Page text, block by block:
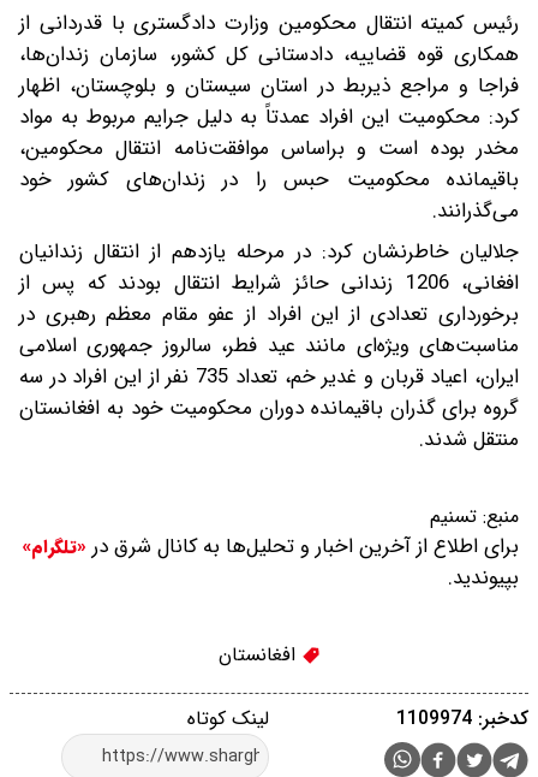
رئیس کمیته انتقال محکومین وزارت دادگستری با قدردانی از
همکاری قوه قضاییه، دادستانی کل کشور، سازمان زندان‌ها،
فراجا و مراجع ذیربط در استان سیستان و بلوچستان، اظهار
کرد: محکومیت این افراد عمدتاً به دلیل جرایم مربوط به مواد
مخدر بوده است و براساس موافقت‌نامه انتقال محکومین،
باقیمانده محکومیت حبس را در زندان‌های کشور خود
می‌گذرانند.
جلالیان خاطرنشان کرد: در مرحله یازدهم از انتقال زندانیان
افغانی، 1206 زندانی حائز شرایط انتقال بودند که پس از
برخورداری تعدادی از این افراد از عفو مقام معظم رهبری در
مناسبت‌های ویژه‌ای مانند عید فطر، سالروز جمهوری اسلامی
ایران، اعیاد قربان و غدیر خم، تعداد 735 نفر از این افراد در سه
گروه برای گذران باقیمانده دوران محکومیت خود به افغانستان
منتقل شدند.
منبع: تسنیم
برای اطلاع از آخرین اخبار و تحلیل‌ها به کانال شرق در «تلگرام»
بپیوندید.
افغانستان
لینک کوتاه کدخبر: 1109974